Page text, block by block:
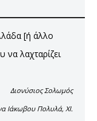
[ή άλλο
λαχταρίζει
Διονύσιος Σολωμός
Ιάκωβου Πολυλά, XI.